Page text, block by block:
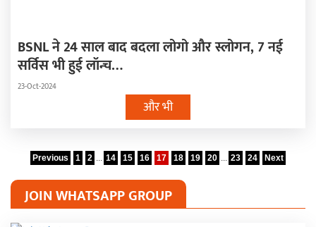
BSNL ने 24 साल बाद बदला लोगो और स्लोगन, 7 नई
सर्विस भी हुई लॉन्च…
23-Oct-2024
और भी
Previous 1 2 ... 14 15 16 17 18 19 20 ... 23 24 Next
JOIN WHATSAPP GROUP